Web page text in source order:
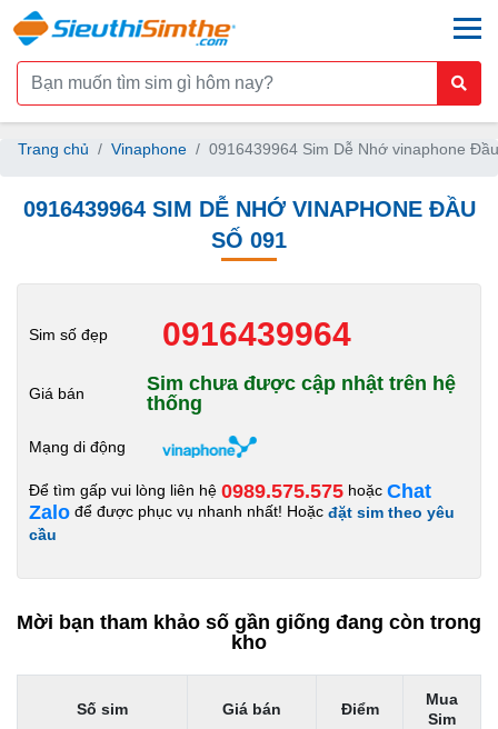
Trang chủ Vinaphone 0916439964 Sim Dễ Nhớ vinaphone
0916439964 SIM DỄ NHỚ VINAPHONE ĐẦU
SỐ 091
Sim số đẹp 0916439964
Giá bán
Sim chưa được cập nhật trên hệ
thống
Mạng di động
Để tìm gấp vui lòng liên hệ 0989.575.575 hoặc Chat
Zalo để được phục vụ nhanh nhất! Hoặc đặt sim theo yêu
cầu
Mời bạn tham khảo số gần giống đang còn trong
kho
Số sim Giá bán Điểm
Mua
Sim